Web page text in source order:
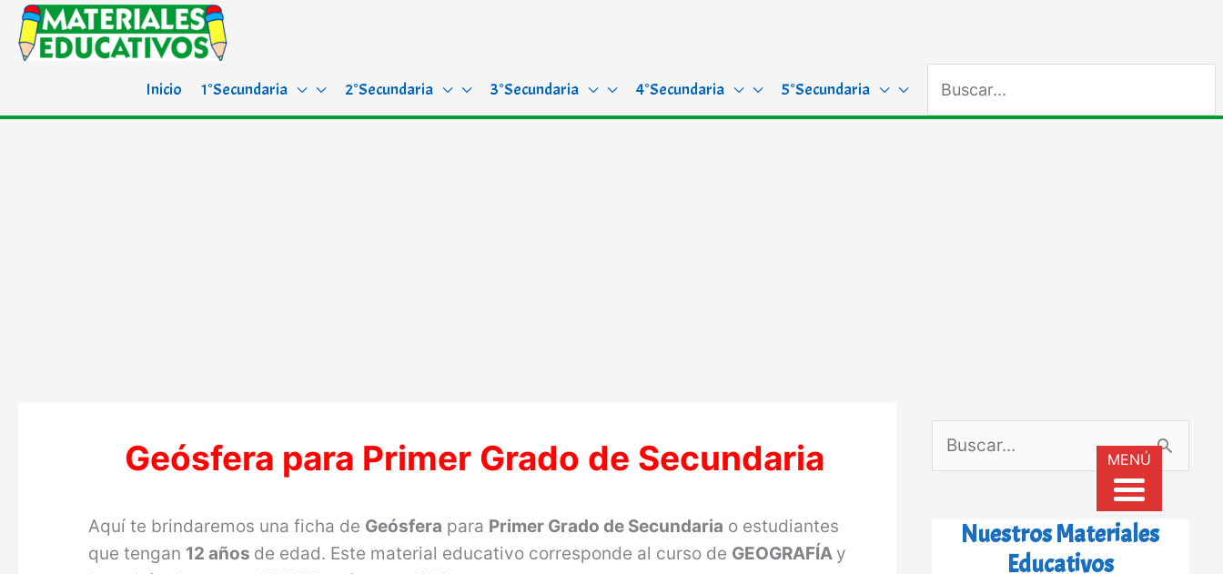
Inicio 1°Secundaria 2°Secundaria 3°Secundaria 4°Secundaria 5°Secundaria
por:
Geósfera para Primer Grado de Secundaria
Aquí te brindaremos una ficha de Geósfera para Primer Grado de Secundaria o estudiantes
que tengan 12 años de edad. Este material educativo corresponde al curso de GEOGRAFÍA y
u
Nuestros Materiales
Educativos
MENÚ